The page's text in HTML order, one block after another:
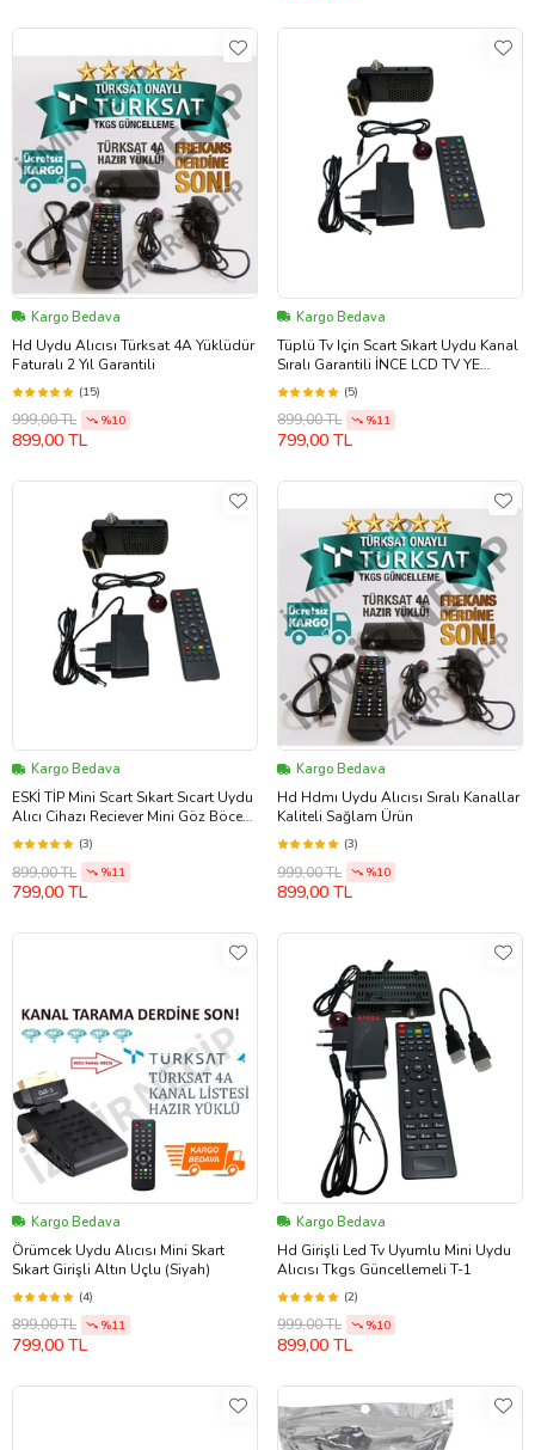
Kargo Bedava
Hd Uydu Alıcısı Türksat 4A Yüklüdür
Faturalı 2 Yıl Garantili
(15)
999,00 TL %10
899,00 TL
Kargo Bedava
Tüplü Tv Için Scart Sıkart Uydu Kanal
Sıralı Garantili İNCE LCD TV YE
OLMAZ
(5)
899,00 TL %11
799,00 TL
Kargo Bedava
ESKİ TİP Mini Scart Sıkart Sıcart Uydu
Alıcı Cihazı Reciever Mini Göz BöceK
İNCE LCD TVLERE OLMAZ
(3)
899,00 TL %11
799,00 TL
Kargo Bedava
Hd Hdmı Uydu Alıcısı Sıralı Kanallar
Kaliteli Sağlam Ürün
(3)
999,00 TL %10
899,00 TL
Kargo Bedava
Örümcek Uydu Alıcısı Mini Skart
Sıkart Girişli Altın Uçlu (Siyah)
(4)
899,00 TL %11
799,00 TL
Kargo Bedava
Hd Girişli Led Tv Uyumlu Mini Uydu
Alıcısı Tkgs Güncellemeli T-1
(2)
999,00 TL %10
899,00 TL